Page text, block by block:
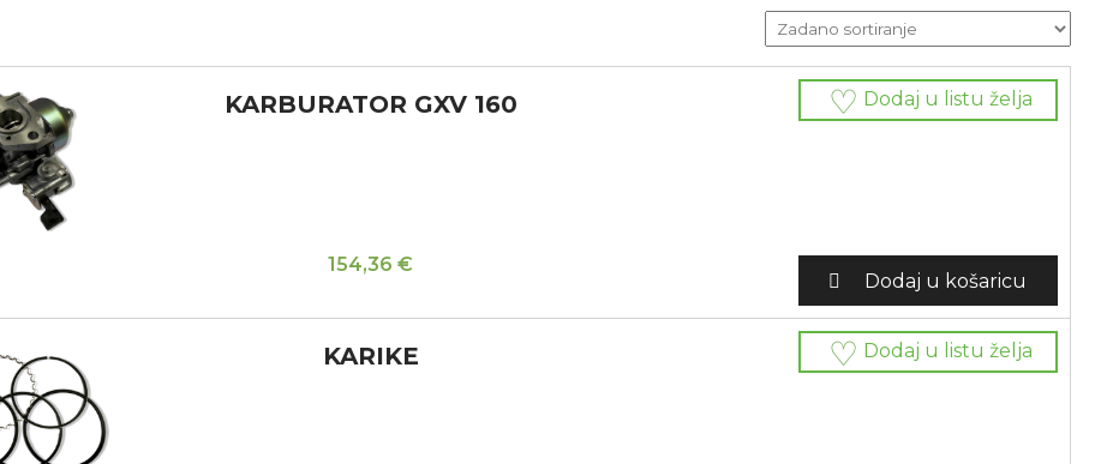
KARBURATOR GXV 160
154,36€
Dodaj u košaricu
Dodaj u listu želja
KARIKE Dodaj u listu želja